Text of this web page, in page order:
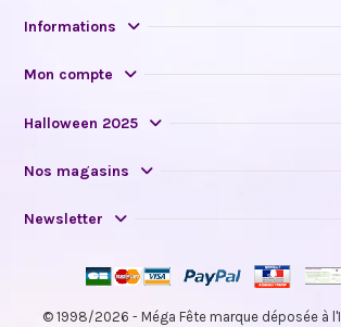
Informations
Mon compte
Halloween 2025
Nos magasins
Newsletter
© 1998/2026 - Méga Fête marque déposée à